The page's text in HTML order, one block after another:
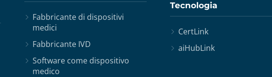
Fabbricante di dispositivi
medici
Fabbricante IVD
Software come dispositivo
medico
Tecnologia
CertLink
aiHubLink